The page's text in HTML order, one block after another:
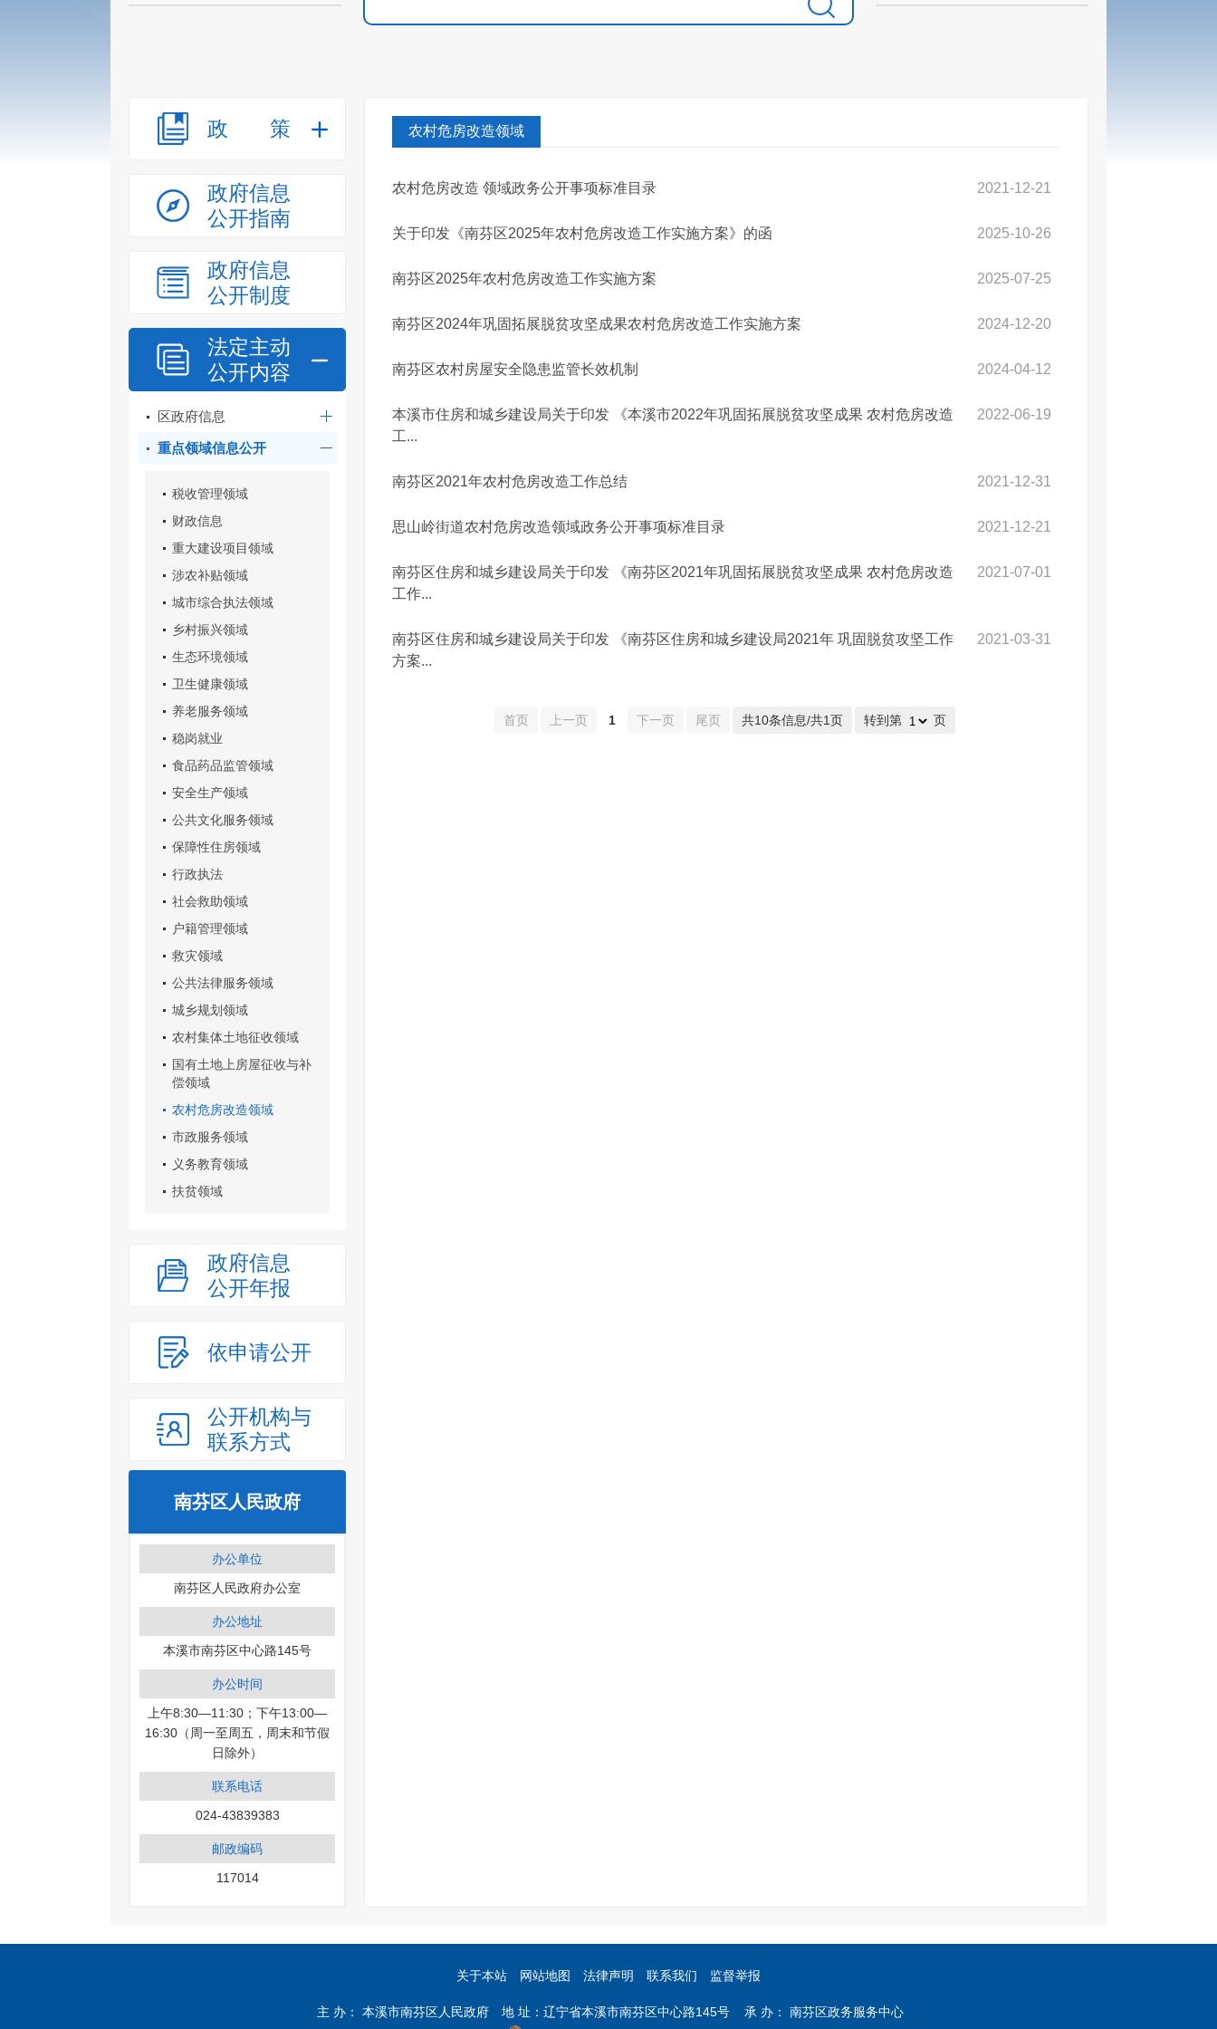
政策
政府信息
公开指南
政府信息
公开制度
法定主动
公开内容
区政府信息
重点领域信息公开
税收管理领域
财政信息
重大建设项目领域
涉农补贴领域
城市综合执法领域
乡村振兴领域
生态环境领域
卫生健康领域
养老服务领域
稳岗就业
食品药品监管领域
安全生产领域
公共文化服务领域
保障性住房领域
行政执法
社会救助领域
户籍管理领域
救灾领域
公共法律服务领域
城乡规划领域
农村集体土地征收领域
国有土地上房屋征收与补
偿领域
农村危房改造领域
市政服务领域
义务教育领域
扶贫领域
政府信息
公开年报
依申请公开
公开机构与
联系方式
南芬区人民政府
办公单位
南芬区人民政府办公室
办公地址
本溪市南芬区中心路145号
办公时间
上午8:30—11:30；下午13:00—
16:30（周一至周五，周末和节假
日除外）
联系电话
024-43839383
邮政编码
117014
农村危房改造领域
2021-12-21
农村危房改造 领域政务公开事项标准目录
2025-10-26
关于印发《南芬区2025年农村危房改造工作实施方案》的函
2025-07-25
​南芬区2025年农村危房改造工作实施方案
2024-12-20
南芬区2024年巩固拓展脱贫攻坚成果农村危房改造工作实施方案
2024-04-12
南芬区农村房屋安全隐患监管长效机制
2022-06-19
本溪市住房和城乡建设局关于印发 《本溪市2022年巩固拓展脱贫攻坚成果 农村危房改造
工...
2021-12-31
南芬区2021年农村危房改造工作总结
2021-12-21
思山岭街道农村危房改造领域政务公开事项标准目录
2021-07-01
南芬区住房和城乡建设局关于印发 《南芬区2021年巩固拓展脱贫攻坚成果 农村危房改造
工作...
2021-03-31
南芬区住房和城乡建设局关于印发 《南芬区住房和城乡建设局2021年 巩固脱贫攻坚工作
方案...
首页 上一页 1 下一页 尾页 共10条信息/共1页 转到第 页
关于本站 网站地图 法律声明 联系我们 监督举报
主 办： 本溪市南芬区人民政府 地 址：辽宁省本溪市南芬区中心路145号 承 办： 南芬区政务服务中心